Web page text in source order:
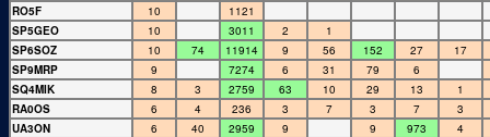
RO5F
10
1121
SP5GEO
10 3011 2
1
SP6SOZ
10 74 11914 9 56 152 27
17
SP9MRP
9 7274 6 31 79
6
SQ4MIK
8 3 2759 63 10 29 13
1
RA0OS
6 4 236 3 7 3 7
3
UA3ON
6 40 2959 9 9 973
4